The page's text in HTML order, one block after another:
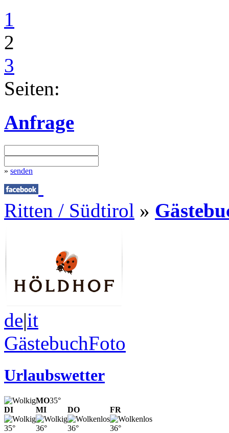
1
2
3
Seiten:
Anfrage
» senden
Ritten / Südtirol »
de|it
GästebuchFoto
Urlaubswetter
MO35°
DI
35°
MI
36°
DO
36°
FR
36°